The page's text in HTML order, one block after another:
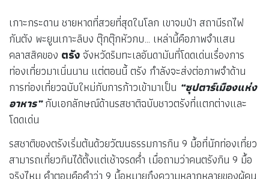
เกาะกระดาน ชายหาดที่สวยที่สุดในโลก เขาจมป่า สถานีรถไฟ
กันตัง พะยูนเกาะลิบง ตุ๊กตุ๊กหัวกบ… เหล่านี้คือภาพจำแสน
คลาสสิคของ ตรัง จังหวัดริมทะเลอันดามันที่โดดเด่นเรื่องการ
ท่องเที่ยวมาเนิ่นนาน แต่ตอนนี้ ตรัง กำลังจะส่งต่อภาพจำด้าน
การท่องเที่ยวฉบับใหม่กับการก้าวเข้ามาเป็น “ซุปตาร์เมืองแห่ง
อาหาร”กับเอกลักษณ์ด้านรสชาติฉบับชาวตรังที่แตกต่างและ
โดดเด่น
รสชาติของตรังเริ่มต้นด้วยวัฒนธรรมการกิน 9 มื้อที่นักท่องเที่ยว
สามารถเที่ยวกินได้ตั้งแต่เช้าจรดค่ำ เมื่อถามว่าคนตรังกิน 9 มื้อ